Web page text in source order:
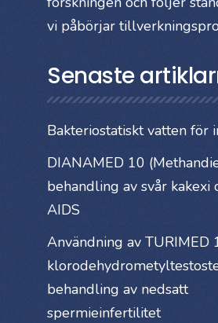
vi påbörjar
Senaste
Bakteriostatiskt vatten för
DIANAMED 10
behandling av svår kakexi
AIDS
Användning av TURIMED
behandling av nedsatt
spermieinfertilitet